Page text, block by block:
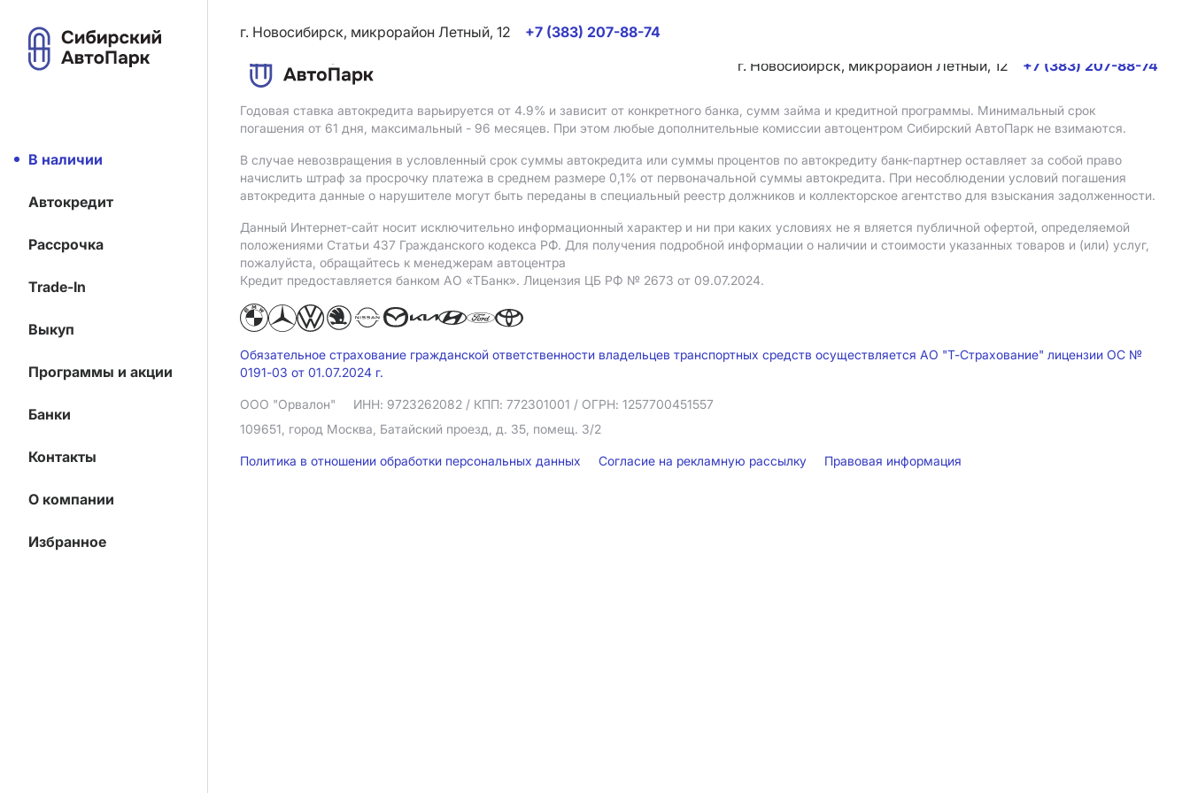
В наличии
Автокредит
Рассрочка
Trade-In
Выкуп
Программы и акции
Банки
Контакты
О компании
Избранное
г. Новосибирск, микрорайон Летный, 12
+7 (383) 207-88-74
г. Новосибирск, микрорайон Летный, 12
+7 (383) 207-88-74
Годовая ставка автокредита варьируется от 4.9% и зависит от конкретного банка, сумм займа и кредитной программы. Минимальный срок
погашения от 61 дня, максимальный - 96 месяцев. При этом любые дополнительные комиссии автоцентром Сибирский АвтоПарк не взимаются.
В случае невозвращения в условленный срок суммы автокредита или суммы процентов по автокредиту банк-партнер оставляет за собой право
начислить штраф за просрочку платежа в среднем размере 0,1% от первоначальной суммы автокредита. При несоблюдении условий погашения
автокредита данные о нарушителе могут быть переданы в специальный реестр должников и коллекторское агентство для взыскания задолженности.
Данный Интернет-сайт носит исключительно информационный характер и ни при каких условиях не я вляется публичной офертой, определяемой
положениями Статьи 437 Гражданского кодекса РФ. Для получения подробной информации о наличии и стоимости указанных товаров и (или) услуг,
пожалуйста, обращайтесь к менеджерам автоцентра
Кредит предоставляется банком АO «ТБанк». Лицензия ЦБ РФ № 2673 от 09.07.2024.
Обязательное страхование гражданской ответственности владельцев транспортных средств осуществляется АО "Т-Страхование" лицензии ОС №
0191-03 от 01.07.2024 г.
ООО "Орвалон" ИНН: 9723262082 / КПП: 772301001 / ОГРН: 1257700451557
109651, город Москва, Батайский проезд, д. 35, помещ. 3/2
Политика в отношении обработки персональных данных Согласие на рекламную рассылку Правовая информация